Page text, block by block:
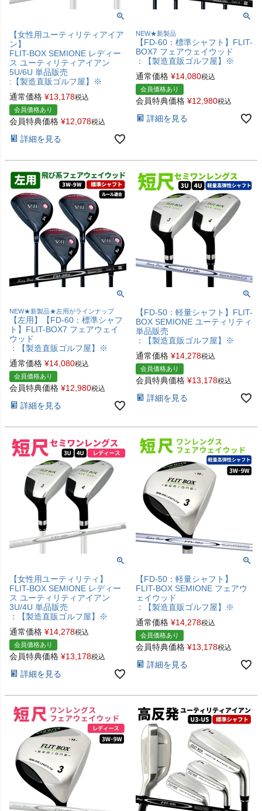
【女性用ユーティリティアイア
ン】
FLIT-BOX SEMIONE レディー
ス ユーティリティアイアン
5U/6U 単品販売
:【製造直販ゴルフ屋】※
通常価格 ¥13,178税込
会員価格あり
会員特典価格 ¥12,078税込
詳細を見る
NEW★新製品
【FD-60：標準シャフト】FLIT-
BOX7 フェアウェイウッド
：【製造直販ゴルフ屋】※
通常価格 ¥14,080税込
会員価格あり
会員特典価格 ¥12,980税込
詳細を見る
NEW★新製品★左用がラインナップ
【左用】【FD-60：標準シャフ
ト】FLIT-BOX7 フェアウェイ
ウッド
：【製造直販ゴルフ屋】※
通常価格 ¥14,080税込
会員価格あり
会員特典価格 ¥12,980税込
詳細を見る
【FD-50：軽量シャフト】FLIT-
BOX SEMIONE ユーティリティ
単品販売
：【製造直販ゴルフ屋】※
通常価格 ¥14,278税込
会員価格あり
会員特典価格 ¥13,178税込
詳細を見る
【女性用ユーティリティ】
FLIT-BOX SEMIONE レディー
ス ユーティリティアイアン
3U/4U 単品販売
：【製造直販ゴルフ屋】※
通常価格 ¥14,278税込
会員価格あり
会員特典価格 ¥13,178税込
詳細を見る
【FD-50：軽量シャフト】
FLIT-BOX SEMIONE フェアウ
ェイウッド
：【製造直販ゴルフ屋】※
通常価格 ¥14,278税込
会員価格あり
会員特典価格 ¥13,178税込
詳細を見る